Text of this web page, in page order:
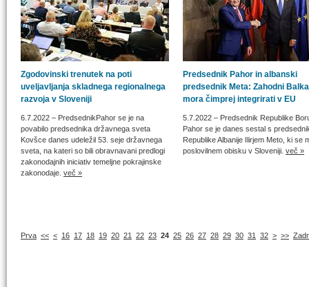
Zgodovinski trenutek na poti
uveljavljanja skladnega regionalnega
razvoja v Sloveniji
6.7.2022 – PredsednikPahor se je na
povabilo predsednika državnega sveta
Kovšce danes udeležil 53. seje državnega
sveta, na kateri so bili obravnavani predlogi
zakonodajnih iniciativ temeljne pokrajinske
zakonodaje. več »
Predsednik Pahor in albanski
predsednik Meta: Zahodni
mora čimprej integrirati v EU
5.7.2022 – Predsednik Republike
Pahor se je danes sestal s
Republike Albanije Ilirjem Meto, ki se
poslovilnem obisku v Sloveniji. več »
Prva << < 16 17 18 19 20 21 22 23 24 25 26 27 28 29 30 31 32 > >>